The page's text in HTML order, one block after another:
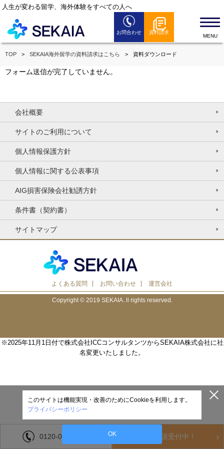
人生が変わる留学、海外体験をすべての人へ
お問合わせ 資料請求
SEKAIAとは
留学プログラム
全国のSEKAIAオフィス
よくある質問
News
TOP SEKAIA海外留学の資料請求はこちら 資料ダウンロード
フォーム送信が完了していません。
会社概要
サイトのご利用について
個人情報保護方針
個人情報に関する公表事項
AIG損害保険会社勧誘方針
条件書（契約書）
サイトマップ
よくある質問 お問い合わせ 運営会社
Copyright © 2019 SEKAIA. ll rights reserved.
※2025年11月1日付で株式会社ICCコンサルタンツからSEKAIA株式会社に社
名変更いたしました。
0120-033-470 個別相談受付中！
このサイトは機能実現・改善のためにCookieを利用します。
プライバシーポリシー
OK